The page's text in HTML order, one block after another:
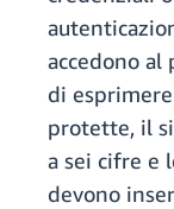
accedono
di
protette, il
a sei cifre e
devono